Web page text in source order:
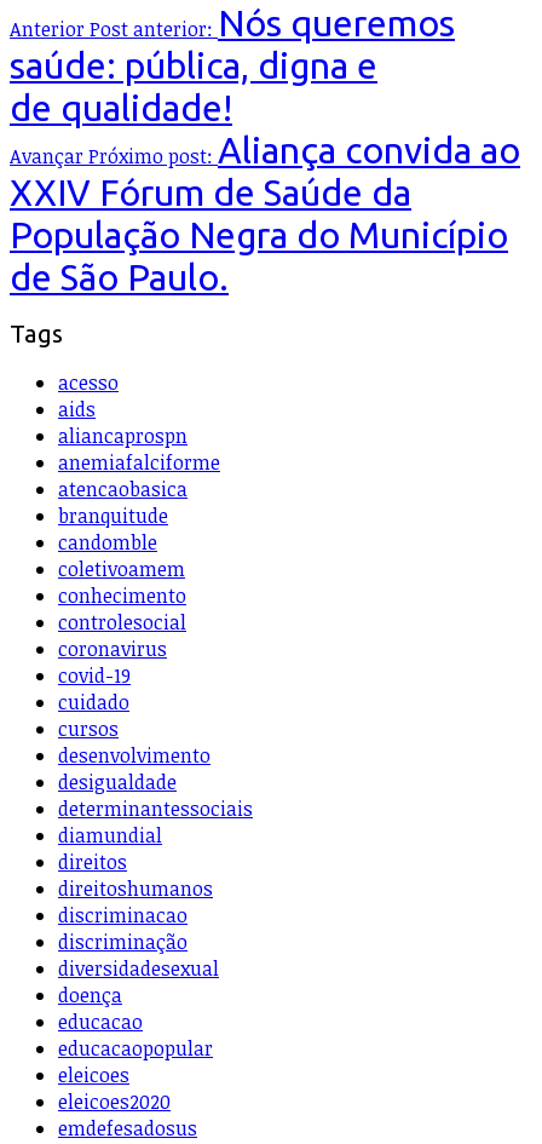
AnteriorPost anterior: Nós queremos
saúde: pública, digna e
de qualidade!
AvançarPróximo post: Aliança convida ao
XXIV Fórum de Saúde da
População Negra do Município
de São Paulo.
Tags
acesso
aids
aliancaprospn
anemiafalciforme
atencaobasica
branquitude
candomble
coletivoamem
conhecimento
controlesocial
coronavirus
covid-19
cuidado
cursos
desenvolvimento
desigualdade
determinantessociais
diamundial
direitos
direitoshumanos
discriminacao
discriminação
diversidadesexual
doença
educacao
educacaopopular
eleicoes
eleicoes2020
emdefesadosus